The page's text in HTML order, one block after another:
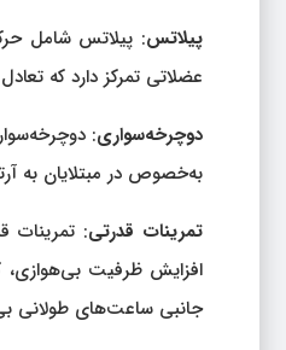
پیلاتس: پیلاتس شامل
عضلاتی تمرکز دارد که
دوچرخه‌سواری:
به‌خصوص در مبتلایان به
تمرینات قدرتی: تمرینات
افزایش ظرفیت بی‌هوازی،
جانبی ساعت‌های طولانی